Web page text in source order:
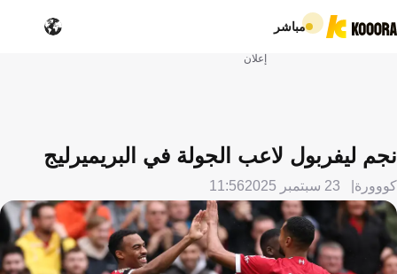
مباشر
إعلان
نجم ليفربول لاعب الجولة في البريميرليج
كووورة 23 سبتمبر 2025 11:56